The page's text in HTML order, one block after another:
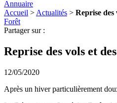
Annuaire
Accueil > Actualités > Reprise des
Forêt
Partager sur :
Reprise des vols et
12/05/2020
Après un hiver particulièrement